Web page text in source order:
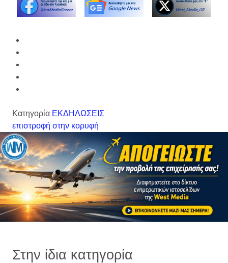
Κατηγορία ΕΚΔΗΛΩΣΕΙΣ
επιστροφή στην κορυφή
Στην ίδια κατηγορία